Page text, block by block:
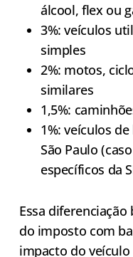
álcool, flex ou
3%: veículos
simples
2%: motos,
similares
1,5%:
1%: veículos
São Paulo
específicos da
Essa
do imposto com
impacto do